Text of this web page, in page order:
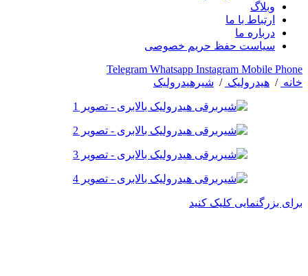
وبلاگ
ارتباط با ما
درباره ما
سیاست حفظ حریم خصوصی
Telegram Whatsapp Instagram Mobile Phone
خانه / هیدرولیک / شیرهیدرولیک
برای بزرگنمایی کلیک کنید